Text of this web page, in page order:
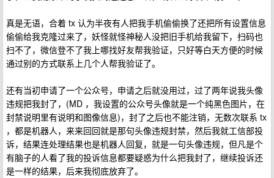
真是无语，合着 tx 认为半夜有人把我手机偷偷换了还把所有设置信息
偷偷给我克隆过来了，妖怪就怪神秘人没把旧手机给我留下，扫码也
扫不了，微信登不了我上哪找好友帮我验证，只好等白天方便的时候
通过别的方式联系上几个人帮我验证了。
还有当初申请了一个公众号，申请之后就没用过，过了两年说我头像
违规把我封了，(MD ，我设置的公众号头像就是一个纯黑色图片，在
封禁说明里有说明和图像信息)，封了之后也不能注销，无数次联系 tx
，都是机器人，来来回回就是那句头像违规封禁，然后我就工信部投
诉，结果连处理结果也是机器人回复，就是一句头像违规，但凡是个
有脑子的人看了我的投诉信息都要疑惑为什么把我封了，继续投诉还
是一样的结果，后来我彻底放弃了。